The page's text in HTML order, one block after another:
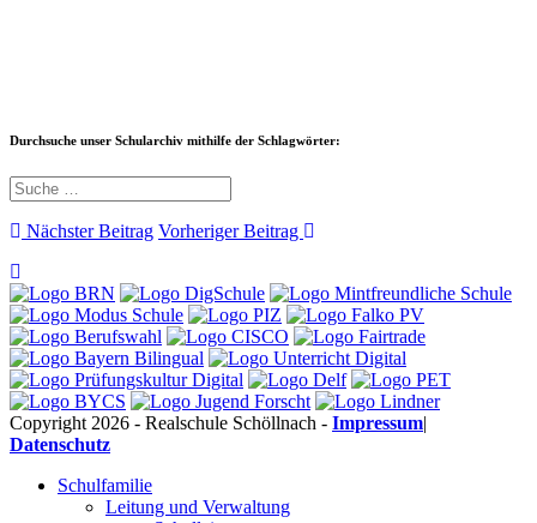
Durchsuche unser Schularchiv mithilfe der Schlagwörter:
Nächster Beitrag Vorheriger Beitrag
Copyright 2026 - Realschule Schöllnach - Impressum
Datenschutz
Schulfamilie
Leitung und Verwaltung